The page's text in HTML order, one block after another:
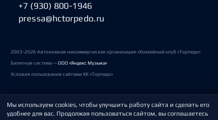
+7 (930) 800-1946
pressa@hctorpedo.ru
2003-2026 Автономная некоммерческая организация «Хоккейный клуб «Торпедо»
Билетная система —ООО «Яндекс Музыка»
Условия пользования сайтами ХК «Торпедо»
Политика обработки персональных данных
Мы используем cookies, чтобы улучшить работу сайта и сделать его
удобнее для вас. Продолжая пользоваться сайтом, вы соглашаетесь